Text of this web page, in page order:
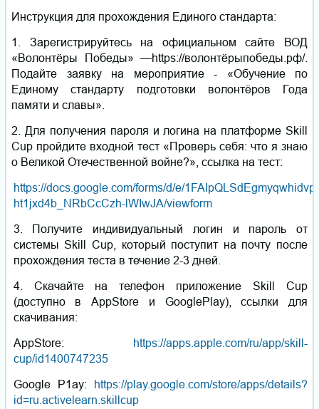
Инструкция для прохождения Единого стандарта:
1.
Зарегистрируйтесь на официальном сайте ВОД
«Волонтёры Победы» —https://волонтёрыпобеды.рф/.
Подайте заявку на мероприятие - «Обучение по
Единому стандарту подготовки волонтёров Года
памяти и славы».
2. Для получения пароля и логина на платформе Skill
Cup пройдите входной тест «Проверь себя: что я знаю
о Великой Отечественной войне?», ссылка на тест:
https://docs.google.com/forms/d/e/
ht1jxd4b_NRbCcCzh-lWIwJA/viewform
3. Получите индивидуальный логин и пароль от
системы Skill Cup, который поступит на почту после
прохождения теста в течение 2-3 дней.
4. Скачайте на телефон приложение Skill Cup
(доступно в AppStore и GooglePlay), ссылки для
скачивания:
AppStore:
https://apps.apple.com/ru/app/skill-
cup/id1400747235
Google Р1ay:
https://play.google.com/store/apps/details?
id=ru.activelearn.skillcup